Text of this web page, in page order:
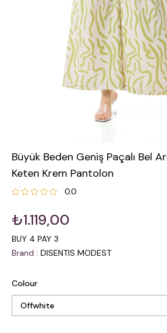
Büyük Beden Geniş Paçalı Bel
Keten Krem Pantolon
0.0
₺1.119,00
BUY 4 PAY 3
Brand : DISENTIS MODEST
Colour